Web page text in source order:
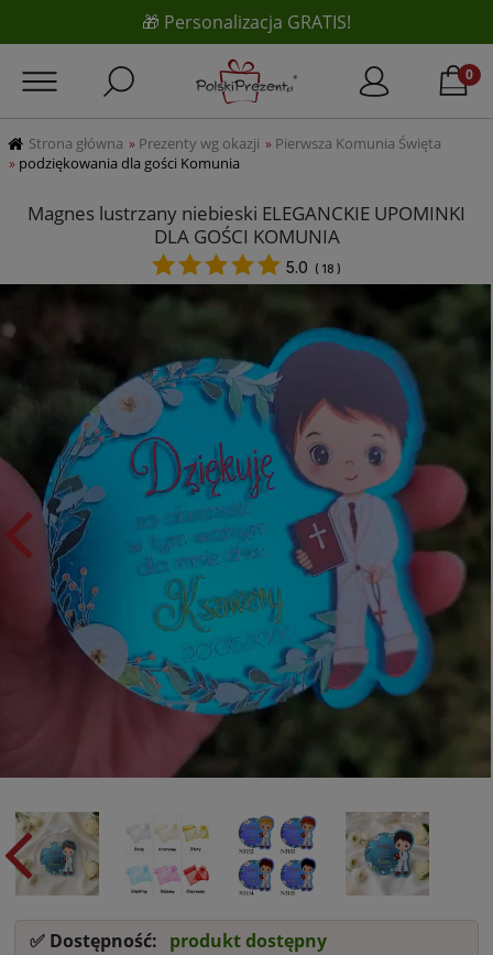
🎁 Personalizacja GRATIS!
Strona główna » Prezenty wg okazji » Pierwsza Komunia Święta
» podziękowania dla gości Komunia
Magnes lustrzany niebieski ELEGANCKIE UPOMINKI
DLA GOŚCI KOMUNIA
5.0 ( 18 )
✅ Dostępność: produkt dostępny